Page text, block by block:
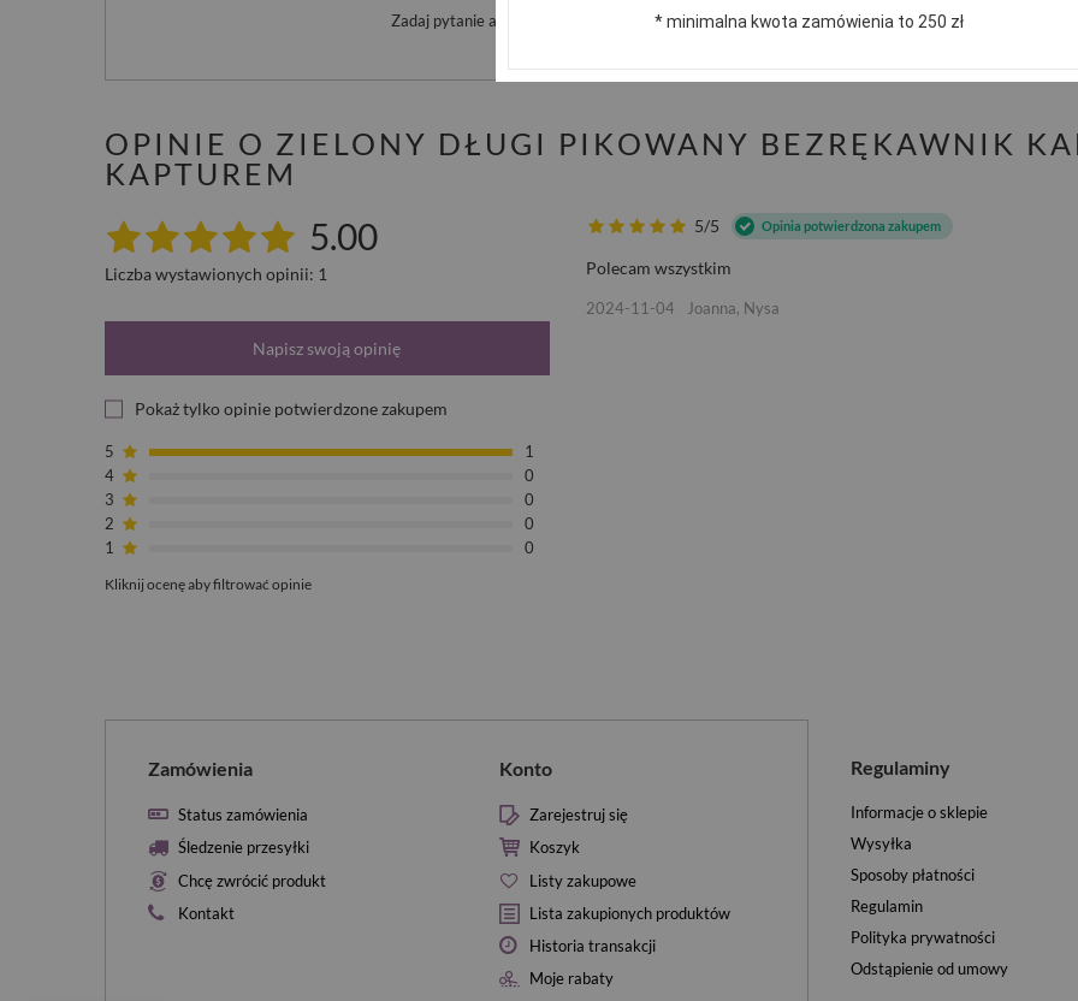
Zadaj pytanie a my odpowiemy niezwłocznie, najciekawsze pytania i odpowiedzi
OPINIE O ZIELONY DŁUGI PIKOWANY BEZRĘKAWNIK
KAPTUREM
5.00
Liczba wystawionych opinii: 1
Napisz swoją opinię
Pokaż tylko opinie potwierdzone zakupem
5
1
4
0
3
0
2
0
1
0
Kliknij ocenę aby filtrować opinie
5/5 Opinia potwierdzona zakupem
Polecam wszystkim
2024-11-04 Joanna, Nysa
Zamówienia
Status zamówienia
Śledzenie przesyłki
Chcę zwrócić produkt
Kontakt
Konto
Zarejestruj się
Koszyk
Listy zakupowe
Lista zakupionych produktów
Historia transakcji
Moje rabaty
Regulaminy
Informacje o sklepie
Wysyłka
Sposoby płatności
Regulamin
Polityka prywatności
Odstąpienie od umowy
* minimalna kwota zamówienia to 250 zł